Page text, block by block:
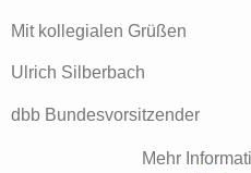
Mit kollegialen Grüßen
Ulrich Silberbach
dbb Bundesvorsitzender
Mehr